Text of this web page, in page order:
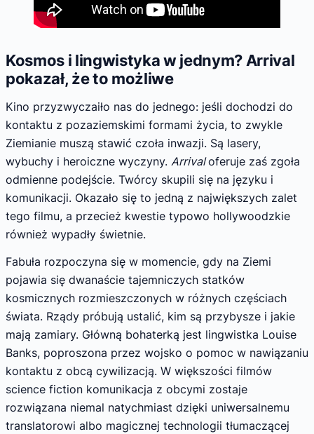
Kosmos i lingwistyka w jednym? Arrival
pokazał, że to możliwe
Kino przyzwyczaiło nas do jednego: jeśli dochodzi do
kontaktu z pozaziemskimi formami życia, to zwykle
Ziemianie muszą stawić czoła inwazji. Są lasery,
wybuchy i heroiczne wyczyny. Arrivaloferuje zaś zgoła
odmienne podejście. Twórcy skupili się na języku i
komunikacji. Okazało się to jedną z największych zalet
tego filmu, a przecież kwestie typowo hollywoodzkie
również wypadły świetnie.
Fabuła rozpoczyna się w momencie, gdy na Ziemi
pojawia się dwanaście tajemniczych statków
kosmicznych rozmieszczonych w różnych częściach
świata. Rządy próbują ustalić, kim są przybysze i jakie
mają zamiary. Główną bohaterką jest lingwistka Louise
Banks, poproszona przez wojsko o pomoc w nawiązaniu
kontaktu z obcą cywilizacją. W większości filmów
science fiction komunikacja z obcymi zostaje
rozwiązana niemal natychmiast dzięki uniwersalnemu
translatorowi albo magicznej technologii tłumaczącej